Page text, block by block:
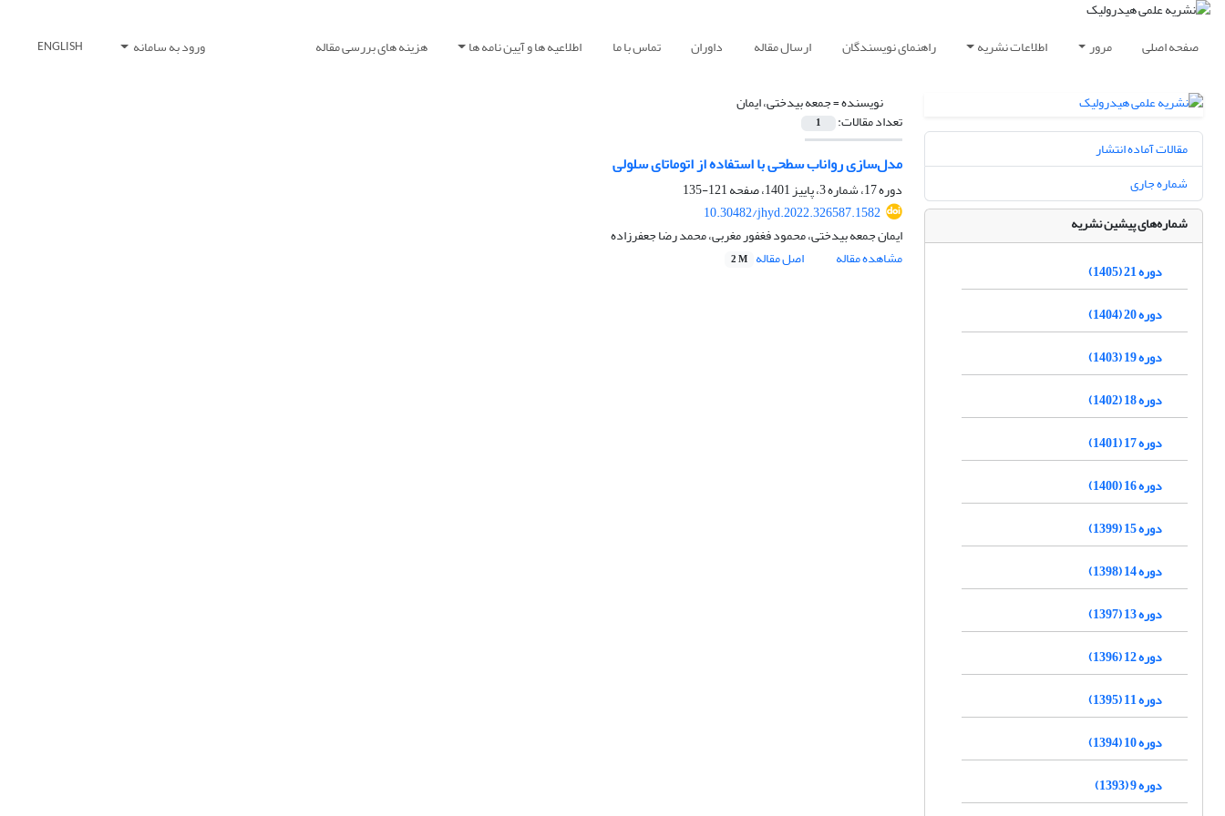
صفحه اصلی مرور اطلاعات نشریه راهنمای نویسندگان ارسال مقاله داوران تماس با ما اطلاعیه ها و آیین نامه ها هزینه های بررسی مقاله ورود به سامانه ENGLISH
نویسنده =جمعه بیدختی، ایمان
تعداد مقالات: 1
مدل‌سازی رواناب سطحی با استفاده از اتوماتای سلولی
دوره 17، شماره 3، پاییز 1401، صفحه
121-135
10.30482/jhyd.2022.326587.1582
ایمان جمعه بیدختی، محمود فغفور مغربی، محمد رضا جعفرزاده
مشاهده مقاله
اصل مقاله 2 M
مقالات آماده انتشار
شماره جاری
شماره‌های پیشین نشریه
دوره 21 (1405)
دوره 20 (1404)
دوره 19 (1403)
دوره 18 (1402)
دوره 17 (1401)
دوره 16 (1400)
دوره 15 (1399)
دوره 14 (1398)
دوره 13 (1397)
دوره 12 (1396)
دوره 11 (1395)
دوره 10 (1394)
دوره 9 (1393)